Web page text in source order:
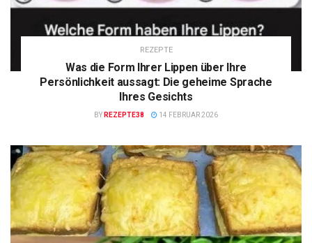
REZEPTE
Was die Form Ihrer Lippen über Ihre
Persönlichkeit aussagt: Die geheime Sprache
Ihres Gesichts
BY REZEPTE38 14 FEBRUAR 2026